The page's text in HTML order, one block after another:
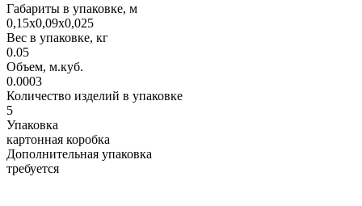
Габариты в упаковке, м
0,15х0,09х0,025
Вес в упаковке, кг
0.05
Объем, м.куб.
0.0003
Количество изделий в упаковке
5
Упаковка
картонная коробка
Дополнительная упаковка
требуется